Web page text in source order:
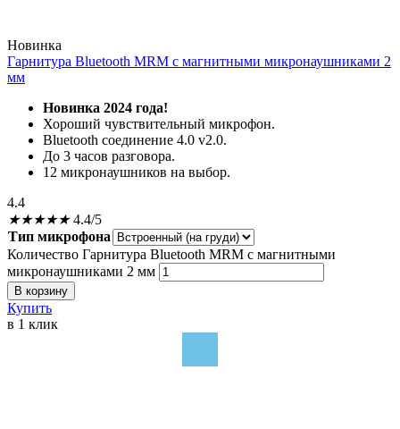
Новинка
Гарнитура Bluetooth MRM с магнитными микронаушниками 2
мм
Новинка 2024 года!
Хороший чувствительный микрофон.
Bluetooth соединение 4.0 v2.0.
До 3 часов разговора.
12 микронаушников на выбор.
4.4
★★★★★ 4.4/5
Тип микрофона
Количество Гарнитура Bluetooth MRM с магнитными
микронаушниками 2 мм
В корзину
Купить
в 1 клик